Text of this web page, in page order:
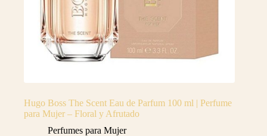
Hugo Boss The Scent Eau de Parfum 100 ml | Perfume
para Mujer – Floral y Afrutado
Perfumes para Mujer